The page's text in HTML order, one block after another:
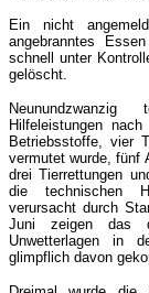
Ein nicht
angebranntes
schnell unter
gelöscht.
Hilfeleistungen
Betriebsstoffe, vier
vermutet wurde, fünf
drei Tierrettungen
die technischen
verursacht durch
Juni zeigen das
Unwetterlagen in
glimpflich davon